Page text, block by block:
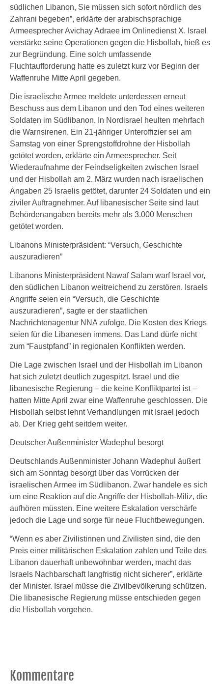
südlichen Libanon, Sie müssen sich sofort nördlich des
Zahrani begeben”, erklärte der arabischsprachige
Armeesprecher Avichay Adraee im Onlinedienst X. Israel
verstärke seine Operationen gegen die Hisbollah, hieß es
zur Begründung. Eine solch umfassende
Fluchtaufforderung hatte es zuletzt kurz vor Beginn der
Waffenruhe Mitte April gegeben.
Die israelische Armee meldete unterdessen erneut
Beschuss aus dem Libanon und den Tod eines weiteren
Soldaten im Südlibanon. In Nordisrael heulten mehrfach
die Warnsirenen. Ein 21-jähriger Unteroffizier sei am
Samstag von einer Sprengstoffdrohne der Hisbollah
getötet worden, erklärte ein Armeesprecher. Seit
Wiederaufnahme der Feindseligkeiten zwischen Israel
und der Hisbollah am 2. März wurden nach israelischen
Angaben 25 Israelis getötet, darunter 24 Soldaten und ein
ziviler Auftragnehmer. Auf libanesischer Seite sind laut
Behördenangaben bereits mehr als 3.000 Menschen
getötet worden.
Libanons Ministerpräsident: “Versuch, Geschichte
auszuradieren”
Libanons Ministerpräsident Nawaf Salam warf Israel vor,
den südlichen Libanon weitreichend zu zerstören. Israels
Angriffe seien ein “Versuch, die Geschichte
auszuradieren”, sagte er der staatlichen
Nachrichtenagentur NNA zufolge. Die Kosten des Kriegs
seien für die Libanesen immens. Das Land dürfe nicht
zum “Faustpfand” in regionalen Konflikten werden.
Die Lage zwischen Israel und der Hisbollah im Libanon
hat sich zuletzt deutlich zugespitzt. Israel und die
libanesische Regierung – die keine Konfliktpartei ist –
hatten Mitte April zwar eine Waffenruhe geschlossen. Die
Hisbollah selbst lehnt Verhandlungen mit Israel jedoch
ab. Der Krieg geht seitdem weiter.
Deutscher Außenminister Wadephul besorgt
Deutschlands Außenminister Johann Wadephul äußert
sich am Sonntag besorgt über das Vorrücken der
israelischen Armee im Südlibanon. Zwar handele es sich
um eine Reaktion auf die Angriffe der Hisbollah-Miliz, die
aufhören müssten. Eine weitere Eskalation verschärfe
jedoch die Lage und sorge für neue Fluchtbewegungen.
“Wenn es aber Zivilistinnen und Zivilisten sind, die den
Preis einer militärischen Eskalation zahlen und Teile des
Libanon dauerhaft unbewohnbar werden, macht das
Israels Nachbarschaft langfristig nicht sicherer”, erklärte
der Minister. Israel müsse die Zivilbevölkerung schützen.
Die libanesische Regierung müsse entschieden gegen
die Hisbollah vorgehen.
Kommentare